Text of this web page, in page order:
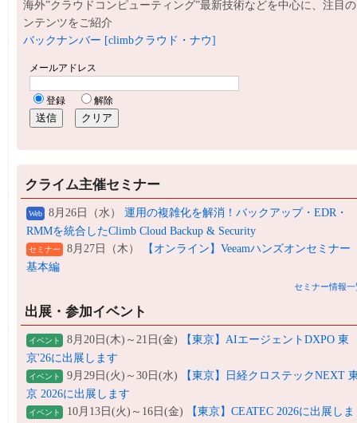
海外”クラウドコンピューティング”最新技術などを中心に、注目
ンテンツをご紹介
バックナンバー [climbクラウド・ナウ]
クライム主催セミナー
Web 8月26日（水） 運用の複雑化を解消！バックアップ・EDR・
RMMを統合したClimb Cloud Backup & Security
セミナー 8月27日（木）
【オンライン】Veeamハンズオンセミナー
基本編
セミナー情報一
出展・参加イベント
イベント 8月20日(木)～21日(金)
【東京】AIエージェントDXPO 東
京'26に出展します
イベント 9月29日(火)～30日(水)
【東京】日経クロステックNEXT
京 2026に出展します
イベント 10月13日(火)～16日(金)
【東京】CEATEC 2026に出展しま